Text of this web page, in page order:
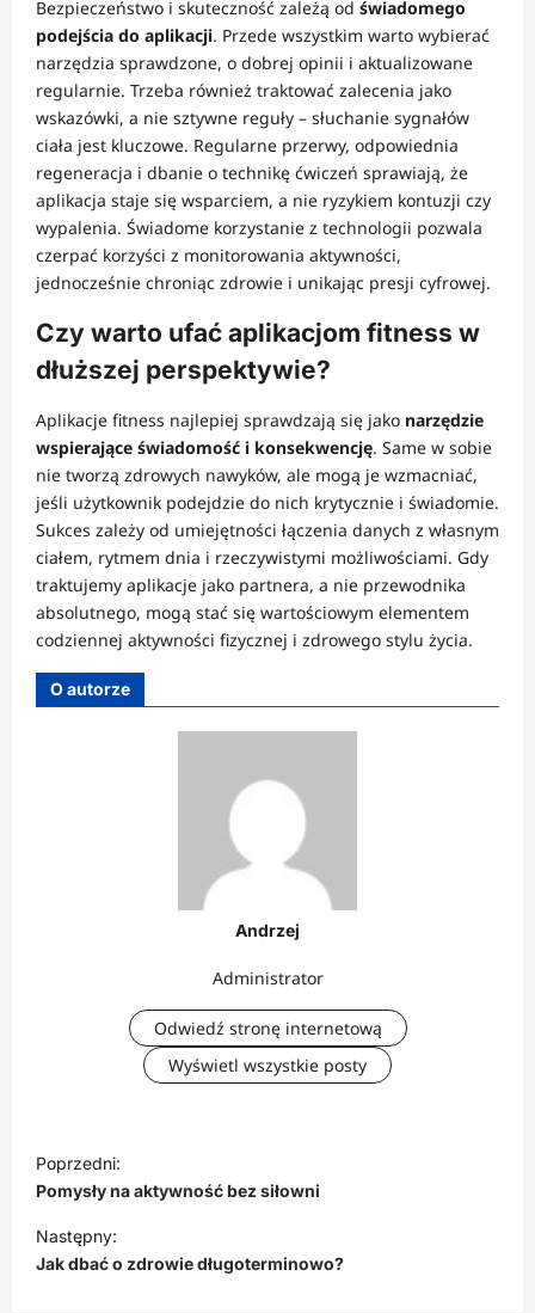
Bezpieczeństwo i skuteczność zależą od świadomego
podejścia do aplikacji. Przede wszystkim warto wybierać
narzędzia sprawdzone, o dobrej opinii i aktualizowane
regularnie. Trzeba również traktować zalecenia jako
wskazówki, a nie sztywne reguły – słuchanie sygnałów
ciała jest kluczowe. Regularne przerwy, odpowiednia
regeneracja i dbanie o technikę ćwiczeń sprawiają, że
aplikacja staje się wsparciem, a nie ryzykiem kontuzji czy
wypalenia. Świadome korzystanie z technologii pozwala
czerpać korzyści z monitorowania aktywności,
jednocześnie chroniąc zdrowie i unikając presji cyfrowej.
Czy warto ufać aplikacjom fitness w
dłuższej perspektywie?
Aplikacje fitness najlepiej sprawdzają się jako narzędzie
wspierające świadomość i konsekwencję. Same w sobie
nie tworzą zdrowych nawyków, ale mogą je wzmacniać,
jeśli użytkownik podejdzie do nich krytycznie i świadomie.
Sukces zależy od umiejętności łączenia danych z własnym
ciałem, rytmem dnia i rzeczywistymi możliwościami. Gdy
traktujemy aplikacje jako partnera, a nie przewodnika
absolutnego, mogą stać się wartościowym elementem
codziennej aktywności fizycznej i zdrowego stylu życia.
O autorze
Andrzej
Administrator
Odwiedź stronę internetową
Wyświetl wszystkie posty
N
a
w
i
Poprzedni:
Pomysły na aktywność bez siłowni
Następny:
Jak dbać o zdrowie długoterminowo?